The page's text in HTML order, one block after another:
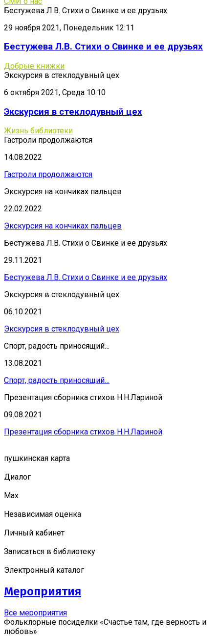
Бестужева Л.В. Стихи о Свинке и ее друзьях
29 ноября 2021, Понедельник 12:11
Бестужева Л.В. Стихи о Свинке и ее друзьях
Добрые книжки
Экскурсия в стеклодувный цех
6 октября 2021, Среда 10:10
Экскурсия в стеклодувный цех
Жизнь библиотеки
Гастроли продолжаются
14.08.2022
Гастроли продолжаются
Экскурсия на кончиках пальцев
22.02.2022
Экскурсия на кончиках пальцев
Бестужева Л.В. Стихи о Свинке и ее друзьях
29.11.2021
Бестужева Л.В. Стихи о Свинке и ее друзьях
Экскурсия в стеклодувный цех
06.10.2021
Экскурсия в стеклодувный цех
Спорт, радость приносящий…
13.08.2021
Спорт, радость приносящий…
Презентация сборника стихов Н.Н.Лариной
09.08.2021
Презентация сборника стихов Н.Н.Лариной
пушкинская карта
Диалог
Мах
Независимая оценка
Личный кабинет
Записаться в библиотеку
Электронный каталог
Мероприятия
Все мероприятия
Фольклорные посиделки «Счастье там, где верность и
любовь»